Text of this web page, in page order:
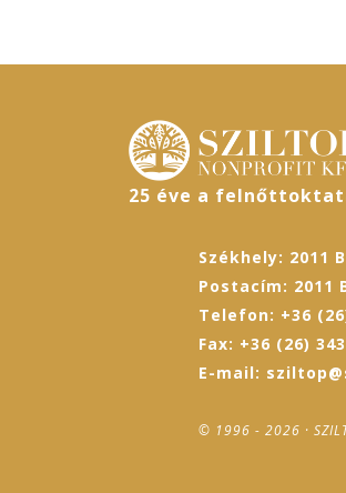
25 éve a
Székhely: 2011
Postacím: 2011
Telefon: +36
Fax: +36 (26)
E-mail:
© 1996 - 2026 ·